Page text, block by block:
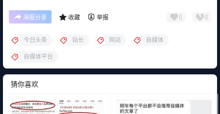
海报分享 收藏 举报 0 0
今日头条 站长 网站 自媒体
自媒体平台
猜你喜欢